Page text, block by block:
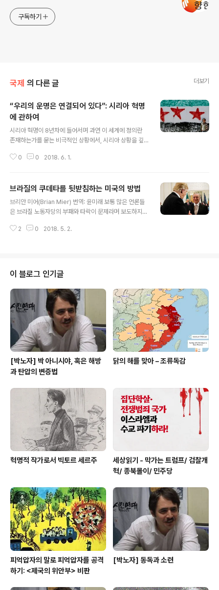
구독하기
국제 의 다른 글 더보기
“우리의 운명은 연결되어 있다”: 시리아 혁명
에 관하여
시리아 혁명이 8년차에 들어서며 과연 이 세계에 정의란
존재하는가를 묻는 비극적인 상황에서, 시리아 상황을 깊
스위스인 반자본주의 활동가이자 학자 조셉 다허(Joseph
정치경제』(Hezbollah: The Poltical Economy of Le
banon’s Party of God)의 저자이다. 바샤르 알 아사드
(Bashar al-Assad)의 독재에 맞선 시리아 대중투쟁의
지구적으로 일어나는 권위주의와 파시즘에 맞선 투쟁들과
0 0 2018. 6. 1.
브라질의 쿠데타를 뒷받침하는 미국의 방법
브리안 미어(Brian Mier) 번역: 윤미래 보통 많은 언론들
은 브라질 노동자당의 부패와 타락이 문제라며 보도하지
A가 지우마 호세프와 룰라 다 실바를 ‘사법 쿠데타’를 통해
해 주었다. 출처: https://amerika21.de/analyse/198
490/usa-brasilien-hilfe-putsch 트럼프가 브라질의
새권력자 테메르를 환영하고 있다.(출처: BETO BARAT
A/PR LIZENZ: CC BY-NC 2.0) 2003년, 루이즈 이냐
시오 룰라 다 실바가 ..
2 0 2018. 5. 2.
이 블로그 인기글
[박노자] 박 아니시야, 혹은 해방
과 탄압의 변증법
닭의 해를 맞아 – 조류독감
혁명적 작가로서 빅토르 세르주
세상읽기 - 막가는 트럼프/ 검찰개
혁/ 종북몰이/ 민주당
피억압자의 말로 피억압자를 공격
하기: <제국의 위안부> 비판
[박노자] 동독과 소련